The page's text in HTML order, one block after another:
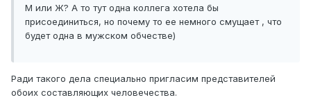
М или Ж? А то тут одна коллега хотела бы
присоединиться, но почему то ее немного смущает , что
будет одна в мужском обчестве)
Ради такого дела специально пригласим представителей
обоих составляющих человечества.